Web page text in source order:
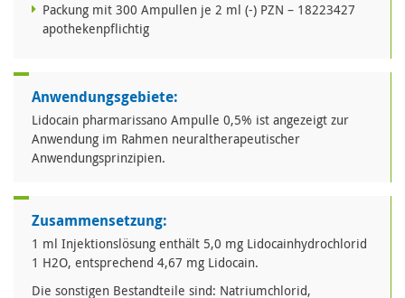
Packung mit 300 Ampullen je 2 ml (-) PZN – 18223427
apothekenpflichtig
Anwendungsgebiete:
Lidocain pharmarissano Ampulle 0,5% ist angezeigt zur
Anwendung im Rahmen neuraltherapeutischer
Anwendungsprinzipien.
Zusammensetzung:
1 ml Injektionslösung enthält 5,0 mg Lidocainhydrochlorid
1 H2O, entsprechend 4,67 mg Lidocain.
Die sonstigen Bestandteile sind: Natriumchlorid,